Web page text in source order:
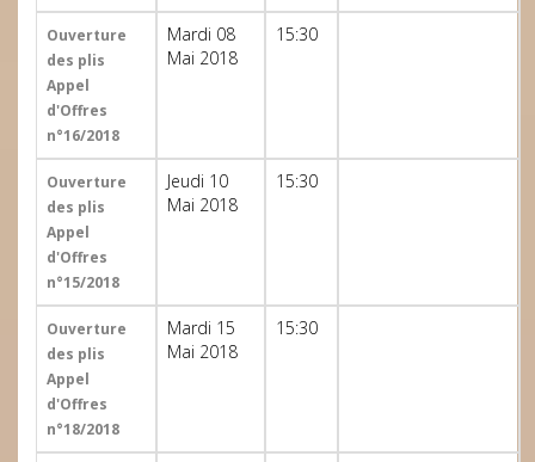
Ouverture
des plis
Appel
d'Offres
n°16/2018
Mardi 08
Mai 2018
15:30
Ouverture
des plis
Appel
d'Offres
n°15/2018
Jeudi 10
Mai 2018
15:30
Ouverture
des plis
Appel
d'Offres
n°18/2018
Mardi 15
Mai 2018
15:30